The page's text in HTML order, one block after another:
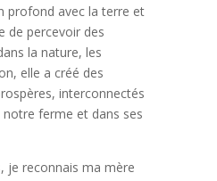
profond avec la terre et
de percevoir des
la nature, les
elle a créé des
interconnectés
ferme et dans ses
je reconnais ma mère